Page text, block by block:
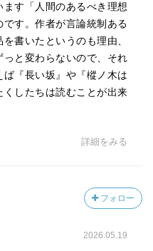
す「人間のあるべき理想
す。作者が言論統制ある
書いたというのも理由、
と変わらないので、それ
『長い坂』や『樅ノ木は
したちは読むことが出来
詳細をみる
フォロー
2026.05.19